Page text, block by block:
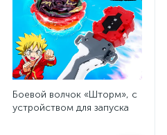
Боевой волчок «Шторм», с
устройством для запуска